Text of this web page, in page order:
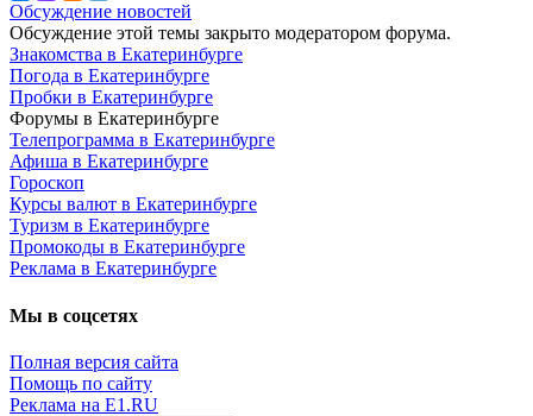
Обсуждение новостей
Обсуждение этой темы закрыто модератором форума.
Знакомства в Екатеринбурге
Погода в Екатеринбурге
Пробки в Екатеринбурге
Форумы в Екатеринбурге
Телепрограмма в Екатеринбурге
Афиша в Екатеринбурге
Гороскоп
Курсы валют в Екатеринбурге
Туризм в Екатеринбурге
Промокоды в Екатеринбурге
Реклама в Екатеринбурге
Мы в соцсетях
Полная версия сайта
Помощь по сайту
Реклама на E1.RU